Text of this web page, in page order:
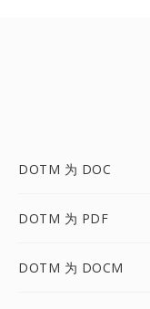
DOTM 为 DOC
DOTM 为 PDF
DOTM 为 DOCM